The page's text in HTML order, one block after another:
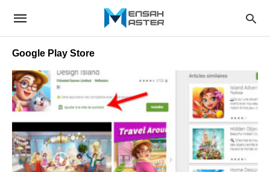
Google Play Store